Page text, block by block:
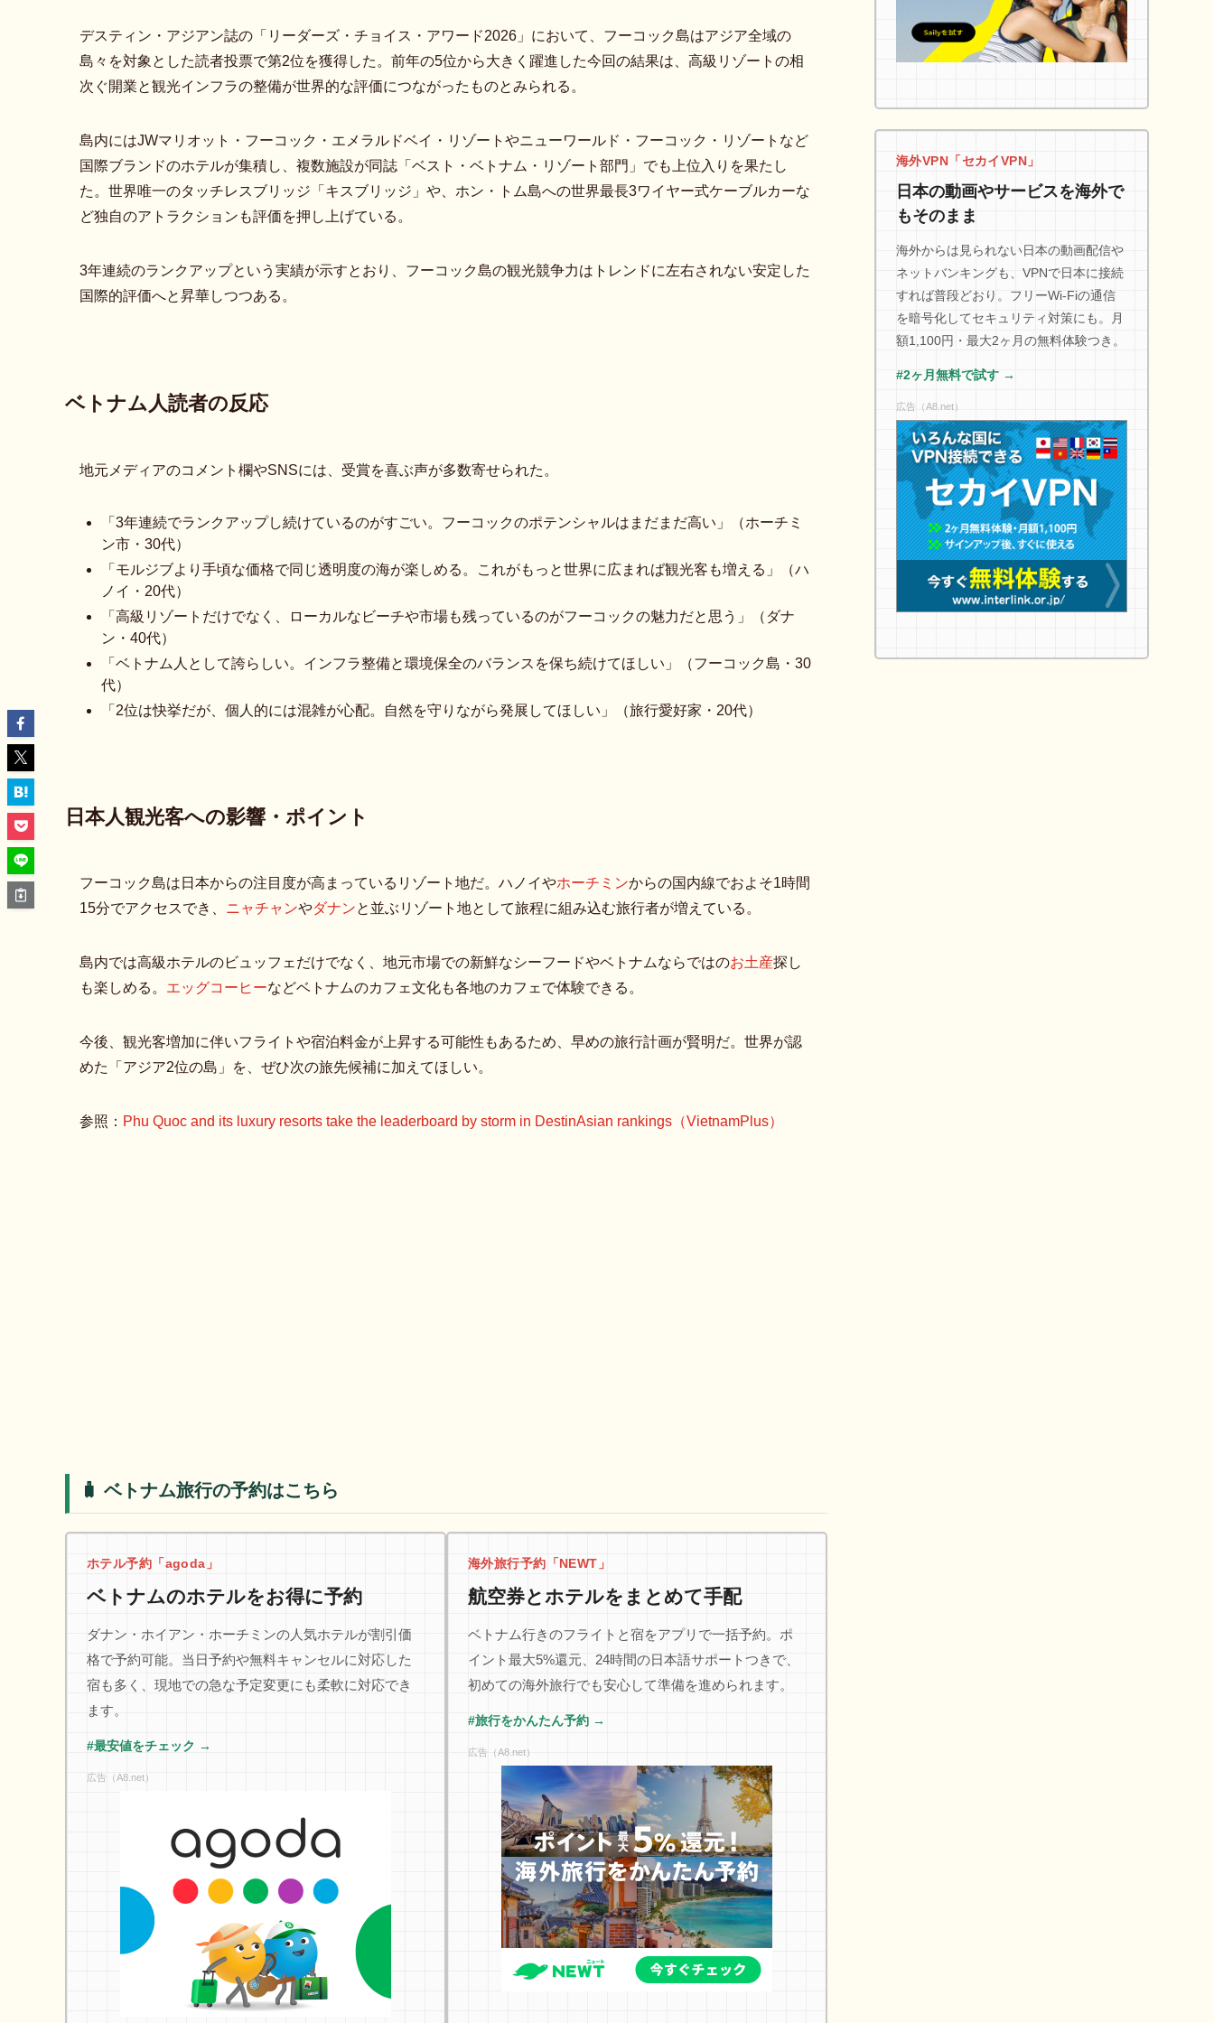
デスティン・アジアン誌の「リーダーズ・チョイス・アワード2026」において、フーコック島はアジア全域の
島々を対象とした読者投票で第2位を獲得した。前年の5位から大きく躍進した今回の結果は、高級リゾートの相
次ぐ開業と観光インフラの整備が世界的な評価につながったものとみられる。
島内にはJWマリオット・フーコック・エメラルドベイ・リゾートやニューワールド・フーコック・リゾートなど
国際ブランドのホテルが集積し、複数施設が同誌「ベスト・ベトナム・リゾート部門」でも上位入りを果たし
た。世界唯一のタッチレスブリッジ「キスブリッジ」や、ホン・トム島への世界最長3ワイヤー式ケーブルカーな
ど独自のアトラクションも評価を押し上げている。
3年連続のランクアップという実績が示すとおり、フーコック島の観光競争力はトレンドに左右されない安定した
国際的評価へと昇華しつつある。
ベトナム人読者の反応
地元メディアのコメント欄やSNSには、受賞を喜ぶ声が多数寄せられた。
「3年連続でランクアップし続けているのがすごい。フーコックのポテンシャルはまだまだ高い」（ホーチミ
ン市・30代）
「モルジブより手頃な価格で同じ透明度の海が楽しめる。これがもっと世界に広まれば観光客も増える」（ハ
ノイ・20代）
「高級リゾートだけでなく、ローカルなビーチや市場も残っているのがフーコックの魅力だと思う」（ダナ
ン・40代）
「ベトナム人として誇らしい。インフラ整備と環境保全のバランスを保ち続けてほしい」（フーコック島・30
代）
「2位は快挙だが、個人的には混雑が心配。自然を守りながら発展してほしい」（旅行愛好家・20代）
日本人観光客への影響・ポイント
フーコック島は日本からの注目度が高まっているリゾート地だ。ハノイやホーチミンからの国内線でおよそ1時間
15分でアクセスでき、 ニャチャンやダナンと並ぶリゾート地として旅程に組み込む旅行者が増えている。
島内では高級ホテルのビュッフェだけでなく、地元市場での新鮮なシーフードやベトナムならではのお土産探し
も楽しめる。 エッグコーヒーなどベトナムのカフェ文化も各地のカフェで体験できる。
今後、観光客増加に伴いフライトや宿泊料金が上昇する可能性もあるため、早めの旅行計画が賢明だ。世界が認
めた「アジア2位の島」を、ぜひ次の旅先候補に加えてほしい。
参照： Phu Quoc and its luxury resorts take the leaderboard by storm in DestinAsian rankings（VietnamPlus）
🧳 ベトナム旅行の予約はこちら
ホテル予約「agoda」
ベトナムのホテルをお得に予約
ダナン・ホイアン・ホーチミンの人気ホテルが割引価
格で予約可能。当日予約や無料キャンセルに対応した
宿も多く、現地での急な予定変更にも柔軟に対応でき
ます。
#最安値をチェック →
広告（A8.net）
海外旅行予約「NEWT」
航空券とホテルをまとめて手配
ベトナム行きのフライトと宿をアプリで一括予約。ポ
イント最大5%還元、24時間の日本語サポートつきで、
初めての海外旅行でも安心して準備を進められます。
#旅行をかんたん予約 →
広告（A8.net）
海外VPN「セカイVPN」
日本の動画やサービスを海外で
もそのまま
海外からは見られない日本の動画配信や
ネットバンキングも、VPNで日本に接続
すれば普段どおり。フリーWi-Fiの通信
を暗号化してセキュリティ対策にも。月
額1,100円・最大2ヶ月の無料体験つき。
#2ヶ月無料で試す →
広告（A8.net）